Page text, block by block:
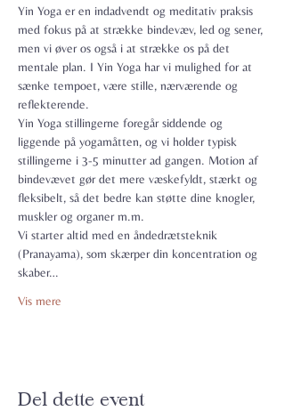
Yin Yoga er en indadvendt og meditativ praksis
med fokus på at strække bindevæv, led og sener,
men vi øver os også i at strække os på det
mentale plan. I Yin Yoga har vi mulighed for at
sænke tempoet, være stille, nærværende og
reflekterende.
Yin Yoga stillingerne foregår siddende og
liggende på yogamåtten, og vi holder typisk
stillingerne i 3-5 minutter ad gangen. Motion af
bindevævet gør det mere væskefyldt, stærkt og
fleksibelt, så det bedre kan støtte dine knogler,
muskler og organer m.m.
Vi starter altid med en åndedrætsteknik
(Pranayama), som skærper din koncentration og
skaber…
Vis mere
Del dette event